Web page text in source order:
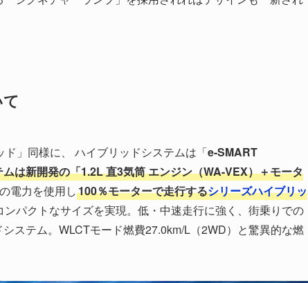
」同様に、 ハイブリッドシステムは「e-SMART
は新開発の「1.2L 直3気筒 エンジン（WA-VEX）＋モータ
電力を使用し100％モーターで走行するシリーズハイブリッ
パクトなサイズを実現。低・中速走行に強く、街乗りでの
ステム。WLCTモード燃費27.0km/L（2WD）と驚異的な燃